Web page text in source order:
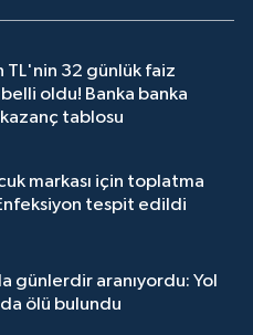
TL'nin 32 günlük faiz
oldu! Banka banka
tablosu
markası için toplatma
tespit edildi
günlerdir aranıyordu: Yol
ölü bulundu